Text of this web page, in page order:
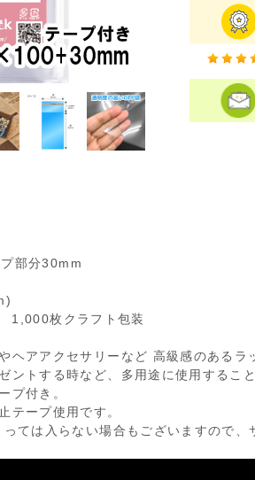
部分30mm
1,000枚クラフト包装
ヘアアクセサリーなど 高級感のあるラ
ントする時など、多用途に使用するこ
プ付き。
テープ使用です。
ては入らない場合もございますので、